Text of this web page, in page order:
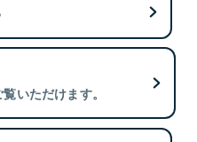
いただけます。